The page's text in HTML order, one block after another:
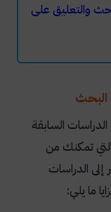
والتعليق على
البحث
السابقة
تمكنك من
الدراسات
ما يلي: